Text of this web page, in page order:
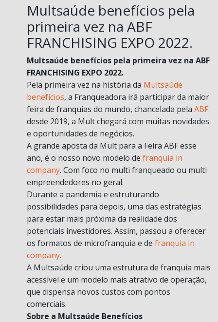
Multsaúde benefícios pela
primeira vez na ABF
FRANCHISING EXPO 2022.
Multsaúde benefícios pela primeira vez na ABF
FRANCHISING EXPO 2022.
Pela primeira vez na história da Multsaúde
benefícios, a Franqueadora irá participar da maior
feira de franquias do mundo, chancelada pela ABF
desde 2019, a Mult chegará com muitas novidades
e oportunidades de negócios.
A grande aposta da Mult para a Feira ABF esse
ano, é o nosso novo modelo de franquia in
company. Com foco no multi franqueado ou multi
empreendedores no geral.
Durante a pandemia e estruturando
possibilidades para depois, uma das estratégias
para estar mais próxima da realidade dos
potenciais investidores. Assim, passou a oferecer
os formatos de microfranquia e de franquia in
company.
A Multsaúde criou uma estrutura de franquia mais
acessível e um modelo mais atrativo de operação,
que dispensa novos custos com pontos
comerciais.
Sobre a Multsaúde Benefícios